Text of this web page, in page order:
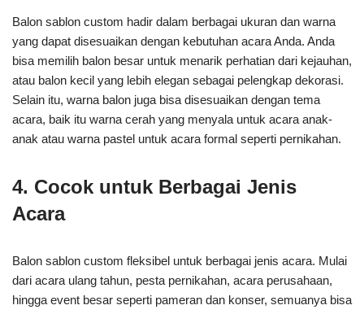
Balon sablon custom hadir dalam berbagai ukuran dan warna
yang dapat disesuaikan dengan kebutuhan acara Anda. Anda
bisa memilih balon besar untuk menarik perhatian dari kejauhan,
atau balon kecil yang lebih elegan sebagai pelengkap dekorasi.
Selain itu, warna balon juga bisa disesuaikan dengan tema
acara, baik itu warna cerah yang menyala untuk acara anak-
anak atau warna pastel untuk acara formal seperti pernikahan.
4. Cocok untuk Berbagai Jenis
Acara
Balon sablon custom fleksibel untuk berbagai jenis acara. Mulai
dari acara ulang tahun, pesta pernikahan, acara perusahaan,
hingga event besar seperti pameran dan konser, semuanya bisa